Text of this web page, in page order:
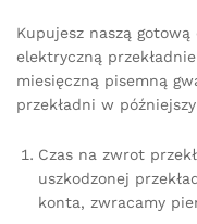
Kupujesz naszą
elektryczną
miesięczną pisemną
przekładni w
Czas na zwrot
uszkodzonej
konta, zwracamy